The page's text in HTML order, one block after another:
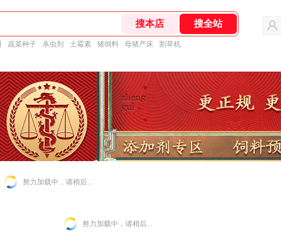
蔬菜种子 杀虫剂 土霉素 猪饲料 母猪产床 割草机
努力加载中，请稍后...
努力加载中，请稍后...